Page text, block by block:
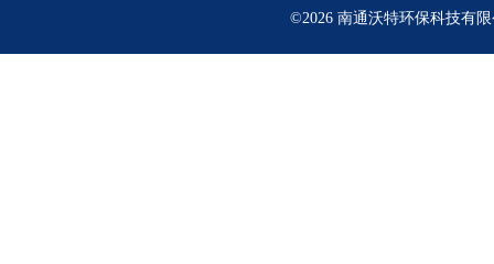
©2026 南通沃特环保科技有